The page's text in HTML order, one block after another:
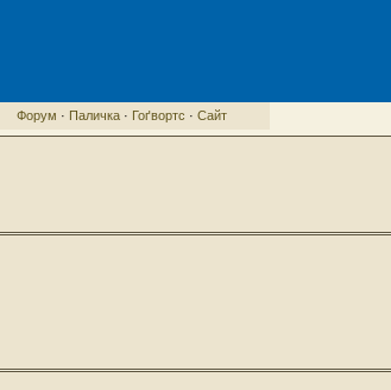
Форум · Паличка· Гоґвортс · Сайт